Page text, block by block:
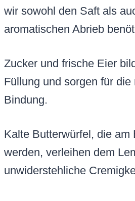
wir sowohl den Saft als
aromatischen Abrieb
Zucker und frische Eier
Füllung und sorgen für
Bindung.
Kalte Butterwürfel, die am
werden, verleihen dem
unwiderstehliche